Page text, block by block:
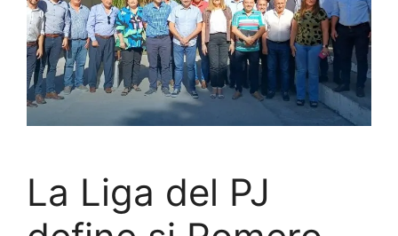
La Liga del PJ